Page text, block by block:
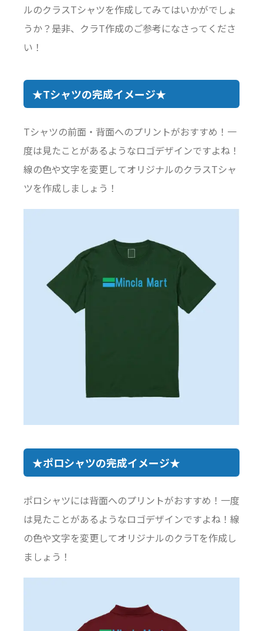
ルのクラスTシャツを作成してみてはいかがでしょ
うか？是非、クラT作成のご参考になさってくださ
い！
★Tシャツの完成イメージ★
Tシャツの前面・背面へのプリントがおすすめ！一
度は見たことがあるようなロゴデザインですよね！
線の色や文字を変更してオリジナルのクラスTシャ
ツを作成しましょう！
★ポロシャツの完成イメージ★
ポロシャツには背面へのプリントがおすすめ！一度
は見たことがあるようなロゴデザインですよね！線
の色や文字を変更してオリジナルのクラTを作成し
ましょう！